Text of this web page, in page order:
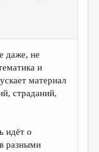
даже, не
и
материал
страданий,
идёт о
разными